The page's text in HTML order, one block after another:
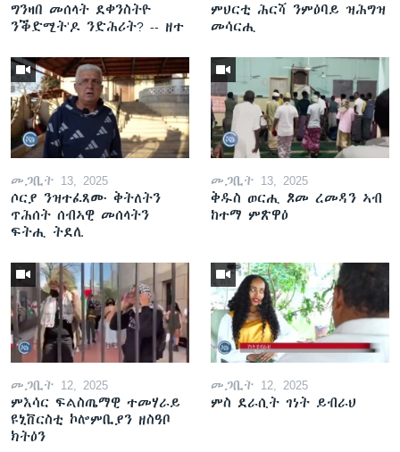
ግንዛበ መሰላት ደቀንስትዮ
ንቕድሚት'ዶ ንድሕሪት? -- ዘተ
ምህርቲ ሕርሻ ንምዕባይ ዝሕግዝ
መሳርሒ
መጋቢት 13, 2025
ሶርያ ንዝተፈጸሙ ቅትለትን
ጥሕሰት ሰብኣዊ መሰላትን
ፍትሒ ትደሊ
መጋቢት 13, 2025
ቅዱስ ወርሒ ጾመ ረመዳን ኣብ
ከተማ ምጽዋዕ
መጋቢት 12, 2025
ምእሳር ፍልስጤማዊ ተመሃራይ
ዩኒቨርስቲ ኮሎምቢያን ዘስዓቦ
ክትዕን
መጋቢት 12, 2025
ምስ ደራሲት ገነት ይብራህ